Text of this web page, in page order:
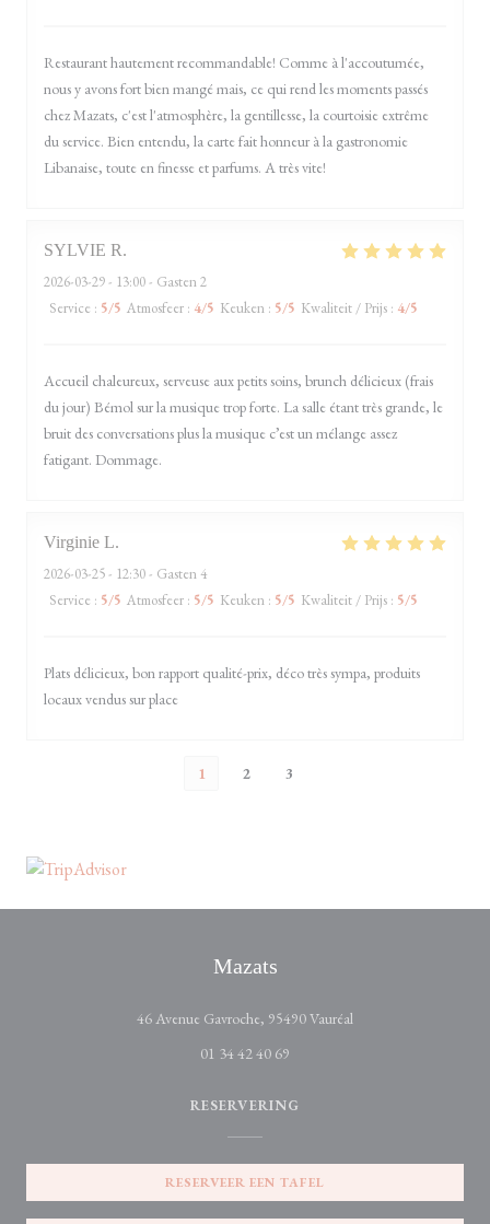
Restaurant hautement recommandable! Comme à l'accoutumée,
nous y avons fort bien mangé mais, ce qui rend les moments passés
chez Mazats, c'est l'atmosphère, la gentillesse, la courtoisie extrême
du service. Bien entendu, la carte fait honneur à la gastronomie
Libanaise, toute en finesse et parfums. A très vite!
SYLVIE R
2026-03-29- 13:00 - Gasten 2
Service : 5/5 Atmosfeer : 4/5 Keuken : 5/5 Kwaliteit / Prijs : 4/5
Accueil chaleureux, serveuse aux petits soins, brunch délicieux (frais
du jour) Bémol sur la musique trop forte. La salle étant très grande, le
bruit des conversations plus la musique c’est un mélange assez
fatigant. Dommage.
Virginie L
2026-03-25- 12:30 - Gasten 4
Service : 5/5 Atmosfeer : 5/5 Keuken : 5/5 Kwaliteit / Prijs : 5/5
Plats délicieux, bon rapport qualité-prix, déco très sympa, produits
locaux vendus sur place
1 2 3
Mazats
46 Avenue Gavroche, 95490 Vauréal
01 34 42 40 69
RESERVERING
RESERVEER EEN TAFEL